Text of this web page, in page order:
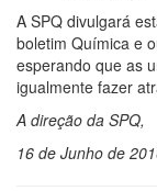
A SPQ divulgará
boletim Química e
esperando que as
igualmente fazer
A direção da SPQ,
16 de Junho de